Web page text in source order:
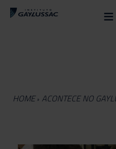
≡
HOME » ACONTECE NO